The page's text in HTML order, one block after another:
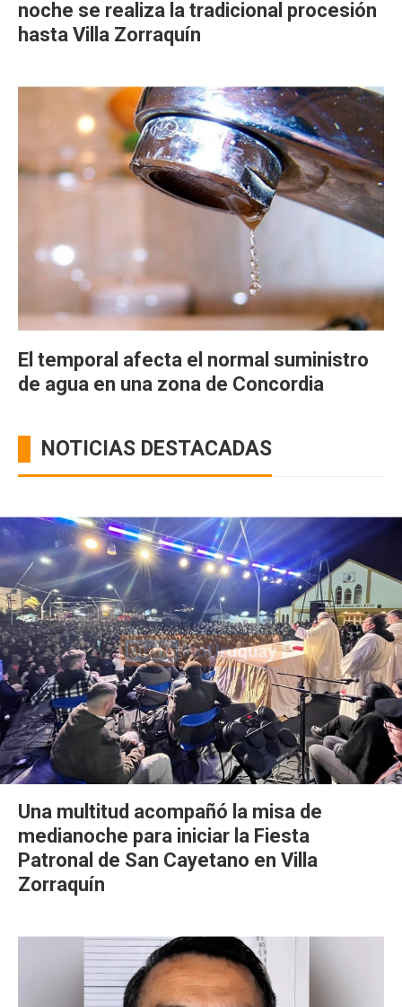
noche se realiza la tradicional procesión
hasta Villa Zorraquín
El temporal afecta el normal suministro
de agua en una zona de Concordia
NOTICIAS DESTACADAS
Una multitud acompañó la misa de
medianoche para iniciar la Fiesta
Patronal de San Cayetano en Villa
Zorraquín